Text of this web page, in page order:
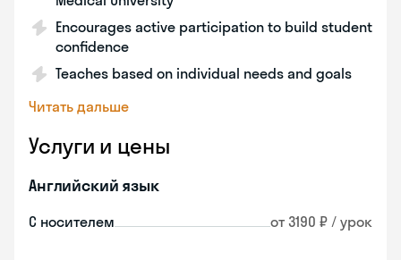
Encourages active participation to build student
confidence
Teaches based on individual needs and goals
Читать дальше
Услуги и цены
Английский язык
С носителем от 3190 ₽ / урок